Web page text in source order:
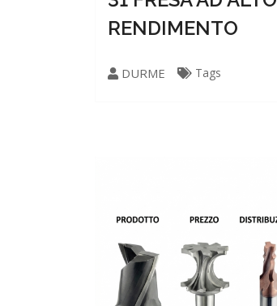
RENDIMENTO
DURME Tags